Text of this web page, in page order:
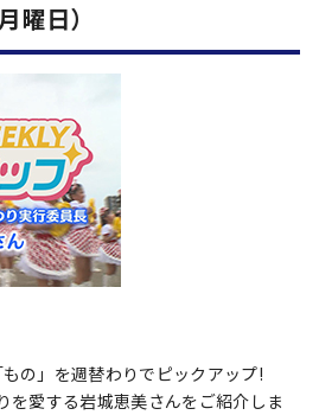
曜日）
の」を週替わりでピックアップ!
を愛する岩城恵美さんをご紹介しま